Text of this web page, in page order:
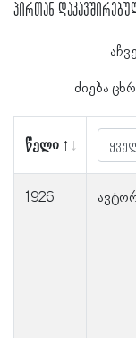
პირთან
ძიება
წელი
1926